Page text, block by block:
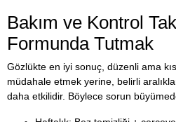
Bakım ve Kontrol
Formunda Tutmak
Gözlükte en iyi sonuç, düzenli ama
müdahale etmek yerine, belirli
daha etkilidir. Böylece sorun